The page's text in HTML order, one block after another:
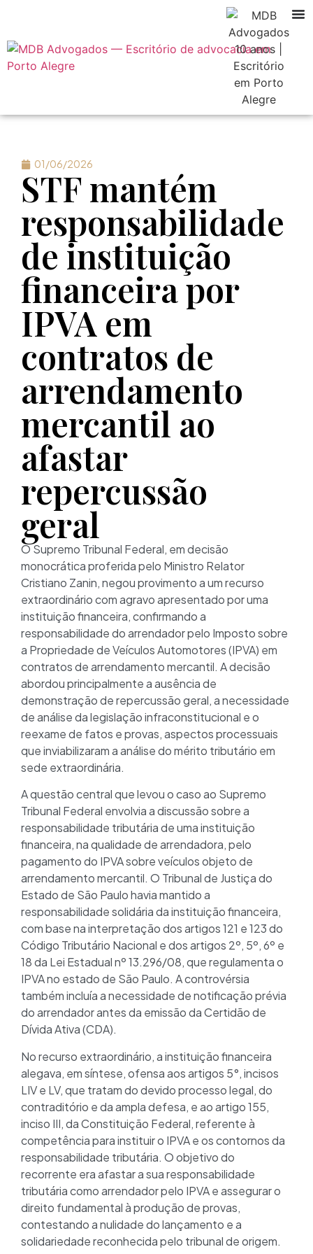
01/06/2026
STF mantém
responsabilidade
de instituição
financeira por
IPVA em
contratos de
arrendamento
mercantil ao
afastar
repercussão
geral
O Supremo Tribunal Federal, em decisão
monocrática proferida pelo Ministro Relator
Cristiano Zanin, negou provimento a um recurso
extraordinário com agravo apresentado por uma
instituição financeira, confirmando a
responsabilidade do arrendador pelo Imposto sobre
a Propriedade de Veículos Automotores (IPVA) em
contratos de arrendamento mercantil. A decisão
abordou principalmente a ausência de
demonstração de repercussão geral, a necessidade
de análise da legislação infraconstitucional e o
reexame de fatos e provas, aspectos processuais
que inviabilizaram a análise do mérito tributário em
sede extraordinária.
A questão central que levou o caso ao Supremo
Tribunal Federal envolvia a discussão sobre a
responsabilidade tributária de uma instituição
financeira, na qualidade de arrendadora, pelo
pagamento do IPVA sobre veículos objeto de
arrendamento mercantil. O Tribunal de Justiça do
Estado de São Paulo havia mantido a
responsabilidade solidária da instituição financeira,
com base na interpretação dos artigos 121 e 123 do
Código Tributário Nacional e dos artigos 2º, 5º, 6º e
18 da Lei Estadual nº 13.296/08, que regulamenta o
IPVA no estado de São Paulo. A controvérsia
também incluía a necessidade de notificação prévia
do arrendador antes da emissão da Certidão de
Dívida Ativa (CDA).
No recurso extraordinário, a instituição financeira
alegava, em síntese, ofensa aos artigos 5°, incisos
LIV e LV, que tratam do devido processo legal, do
contraditório e da ampla defesa, e ao artigo 155,
inciso III, da Constituição Federal, referente à
competência para instituir o IPVA e os contornos da
responsabilidade tributária. O objetivo do
recorrente era afastar a sua responsabilidade
tributária como arrendador pelo IPVA e assegurar o
direito fundamental à produção de provas,
contestando a nulidade do lançamento e a
solidariedade reconhecida pelo tribunal de origem.